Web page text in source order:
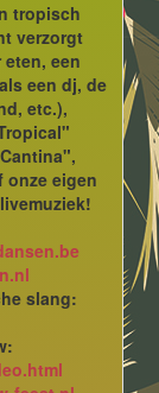
tropisch
verzorgt
een
een dj, de
etc.),
onze eigen
slang: